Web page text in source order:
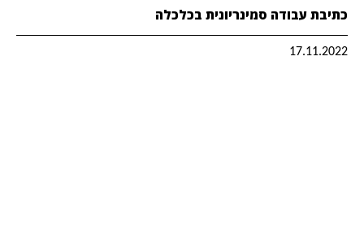
כתיבת עבודה סמינריונית בכלכלה
17.11.2022